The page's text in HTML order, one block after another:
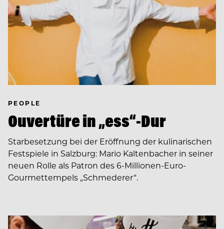
PEOPLE
Ouvertüre in „ess“-Dur
Starbesetzung bei der Eröffnung der kulinarischen
Festspiele in Salzburg: Mario Kaltenbacher in seiner
neuen Rolle als Patron des 6-Millionen-Euro-
Gourmettempels „Schmederer“.